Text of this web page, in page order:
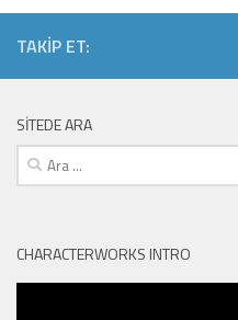
TAKIP ET:
SITEDE ARA
Arama:
CHARACTERWORKS INTRO